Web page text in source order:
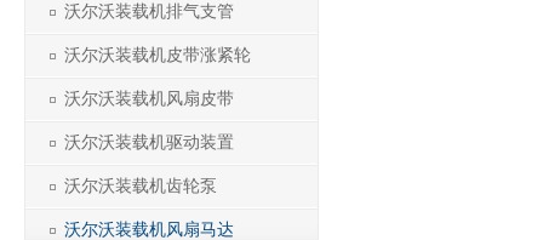
沃尔沃装载机排气支管
沃尔沃装载机皮带涨紧轮
沃尔沃装载机风扇皮带
沃尔沃装载机驱动装置
沃尔沃装载机齿轮泵
沃尔沃装载机风扇马达